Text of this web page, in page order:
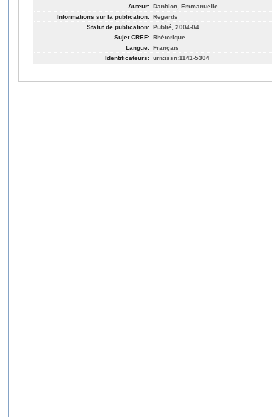
Auteur: Danblon, Emmanuelle
Informations sur la publication: Regards
Statut de publication: Publié, 2004-04
Sujet CREF: Rhétorique
Langue: Français
Identificateurs: urn:issn:1141-5304